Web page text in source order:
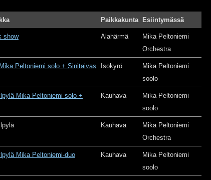
Paikkakunta Esiintymässä
show Alahärmä
Mika Peltoniemi
Orchestra
Peltoniemi solo + Sinitaivas Isokyrö
Mika Peltoniemi
soolo
Mika Peltoniemi solo +
Kauhava
Mika Peltoniemi
soolo
Kauhava
Mika Peltoniemi
Orchestra
Mika Peltoniemi-duo Kauhava
Mika Peltoniemi
soolo